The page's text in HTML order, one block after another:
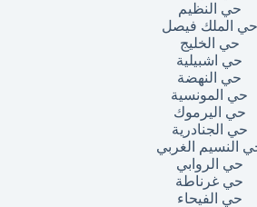
حي النظيم
حي الملك فيصل
حي الخليج
حي اشبيلية
حي النهضة
حي المونسية
حي اليرموك
حي الجنادرية
النسيم الغربي
حي الروابي
حي غرناطة
حي الفيحاء